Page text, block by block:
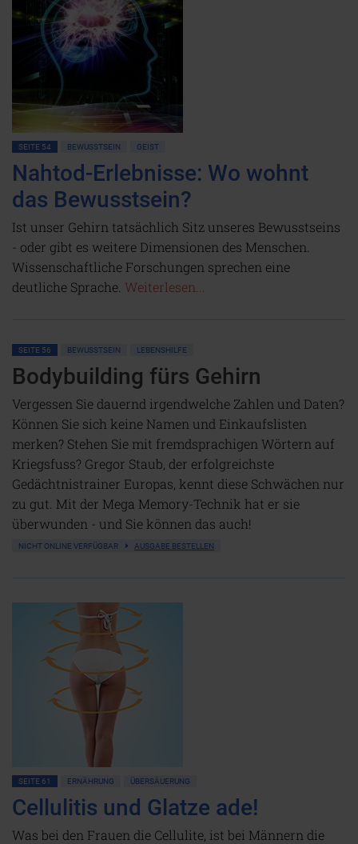
SEITE 54 BEWUSSTSEIN GEIST
Nahtod-Erlebnisse: Wo wohnt
das Bewusstsein?
Ist unser Gehirn tatsächlich Sitz unseres Bewusstseins
- oder gibt es weitere Dimensionen des Menschen.
Wissenschaftliche Forschungen sprechen eine
deutliche Sprache. Weiterlesen...
SEITE 56 BEWUSSTSEIN LEBENSHILFE
Bodybuilding fürs Gehirn
Vergessen Sie dauernd irgendwelche Zahlen und Daten?
Können Sie sich keine Namen und Einkaufslisten
merken? Stehen Sie mit fremdsprachigen Wörtern auf
Kriegsfuss? Gregor Staub, der erfolgreichste
Gedächtnistrainer Europas, kennt diese Schwächen nur
zu gut. Mit der Mega Memory-Technik hat er sie
überwunden - und Sie können das auch!
NICHT ONLINE VERFÜGBAR AUSGABE BESTELLEN
SEITE 61 ERNÄHRUNG ÜBERSÄUERUNG
Cellulitis und Glatze ade!
Was bei den Frauen die Cellulite, ist bei Männern die